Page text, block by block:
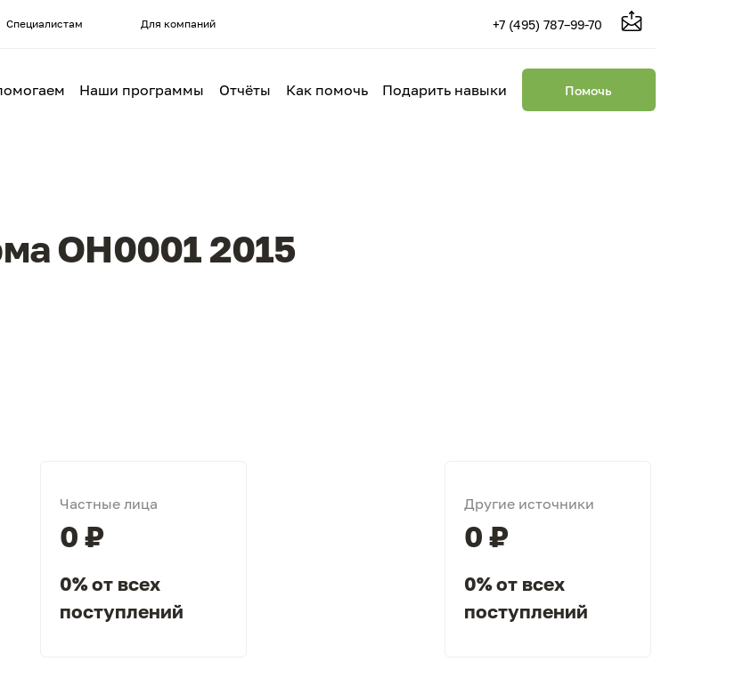
Специалистам Для компаний +7 (495) 787–99-70
Наши программы Отчёты Как помочь Подарить навыки Помочь
ОН0001 2015
Частные лица
0 ₽
0% от всех
поступлений
Другие источники
0 ₽
0% от всех
поступлений